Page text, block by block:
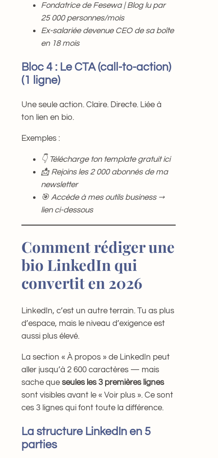
Fondatrice de Fesewa | Blog lu par
25 000 personnes/mois
Ex-salariée devenue CEO de sa boîte
en 18 mois
Bloc 4 : Le CTA (call-to-action)
(1 ligne)
Une seule action. Claire. Directe. Liée à
ton lien en bio.
Exemples :
👇 Télécharge ton template gratuit ici
📩 Rejoins les 2 000 abonnés de ma
newsletter
🎯 Accède à mes outils business →
lien ci-dessous
Comment rédiger une
bio LinkedIn qui
convertit en 2026
LinkedIn, c’est un autre terrain. Tu as plus
d’espace, mais le niveau d’exigence est
aussi plus élevé.
La section « À propos » de LinkedIn peut
aller jusqu’à 2 600 caractères — mais
sache que seules les 3 premières lignes
sont visibles avant le « Voir plus ». Ce sont
ces 3 lignes qui font toute la différence.
La structure LinkedIn en 5
parties